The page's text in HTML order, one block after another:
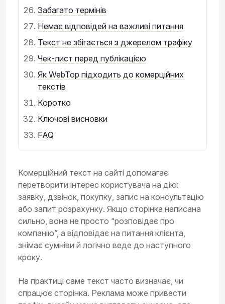
Забагато термінів
Немає відповідей на важливі питання
Текст не збігається з джерелом трафіку
Чек-лист перед публікацією
Як WebTop підходить до комерційних
текстів
Коротко
Ключові висновки
FAQ
Комерційний текст на сайті допомагає
перетворити інтерес користувача на дію:
заявку, дзвінок, покупку, запис на консультацію
або запит розрахунку. Якщо сторінка написана
сильно, вона не просто “розповідає про
компанію”, а відповідає на питання клієнта,
знімає сумніви й логічно веде до наступного
кроку.
На практиці саме текст часто визначає, чи
спрацює сторінка. Реклама може привести